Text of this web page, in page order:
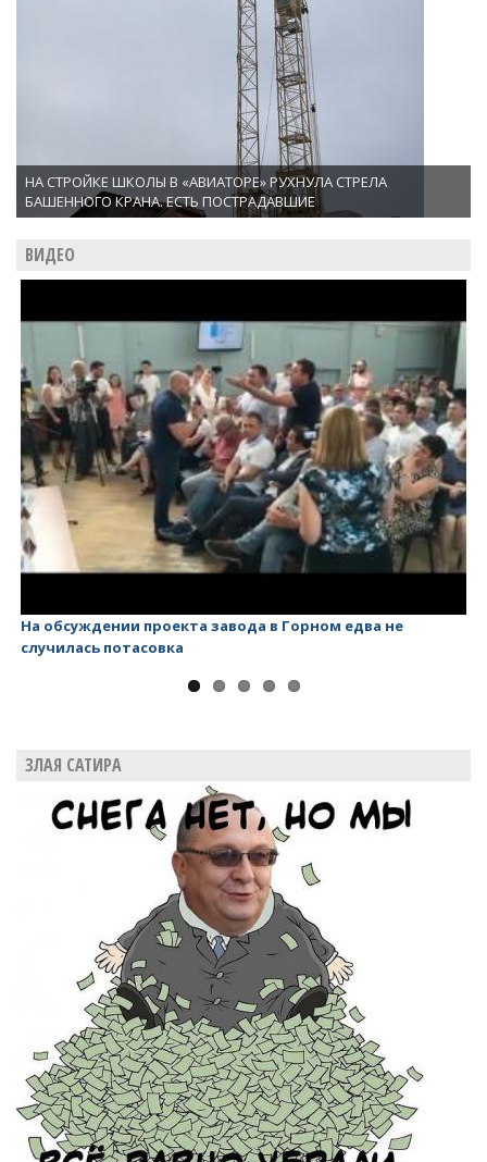
НА СТРОЙКЕ ШКОЛЫ В «АВИАТОРЕ» РУХНУЛА СТРЕЛА
БАШЕННОГО КРАНА. ЕСТЬ ПОСТРАДАВШИЕ
ВИДЕО
На обсуждении проекта завода в Горном едва не
случилась потасовка
ЗЛАЯ САТИРА